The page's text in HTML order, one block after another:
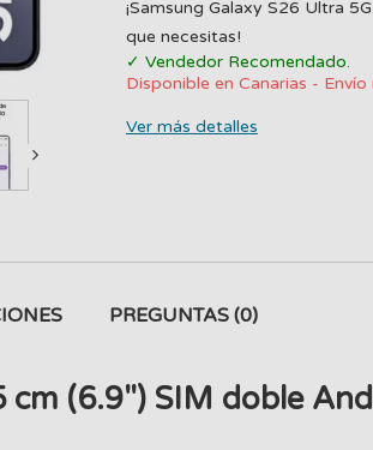
¡Samsung Galaxy S26 Ultra
que necesitas!
✓ Vendedor Recomendado.
Disponible en Canarias -
Ver más detalles
PREGUNTAS (0)
cm (6.9") SIM doble